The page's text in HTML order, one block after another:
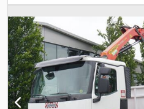
svoris:8 030 kg, bendras svoris:19
ratų bazė:
, spalva:balta
kabina, pavaros tipas: automatinis
vietos ilgis:6 200 mm, krovinių
erdvės aukštis:600 mm, Gamybos
diferencialo užraktas, kranas,
kondicionavimas